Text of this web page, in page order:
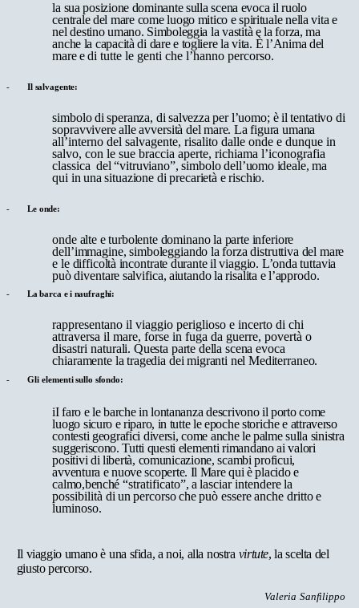
la sua posizione dominante sulla scena evoca il ruolo
centrale del mare come luogo mitico e spirituale nella vita e
nel destino umano. Simboleggia la vastità e la forza, ma
anche la capacità di dare e togliere la vita. È l’Anima del
mare edi tutte le genti che l’hanno percorso.
- Il salvagente:
simbolo di speranza, di salvezza per l’uomo; è il tentativo di
sopravvivere alle avversità del mare. La figura umana
all’interno del salvagente, risalito dalle onde e dunque in
salvo, con le sue braccia aperte, richiama l’iconografia
classica del “vitruviano”, simbolo dell’uomo ideale, ma
qui in una situazione di precarietà e rischio.
- Le onde:
onde alte e turbolente dominano la parte inferiore
dell’immagine, simboleggiando la forza distruttiva del mare
e le difficoltà incontrate durante il viaggio. L’onda tuttavia
può diventare salvifica, aiutandola risalita e l’approdo.
- La barca e i naufraghi:
rappresentano il viaggio periglioso e incerto di chi
attraversa il mare, forse in fuga da guerre, povertà o
disastrinaturali. Questa parte della scena evoca
chiaramente la tragedia dei migranti nel Mediterraneo.
- Gli elementi sullo sfondo:
iI faro e le barche in lontananza descrivono il porto come
luogo sicuro e riparo, in tutte le epoche storiche e attraverso
contesti geografici diversi, come anche le palme sulla sinistra
suggeriscono. Tutti questi elementi rimandano ai valori
positivi di libertà, comunicazione, scambi proficui,
avventura e nuove scoperte. Il Mare qui è placido e
calmo,benché “stratificato”, a lasciar intendere la
possibilità di un percorsoche può essere anche dritto e
luminoso.
Il viaggio umano è una sfida, a noi, alla nostra virtute, la scelta del
giusto percorso.
Valeria Sanfilippo